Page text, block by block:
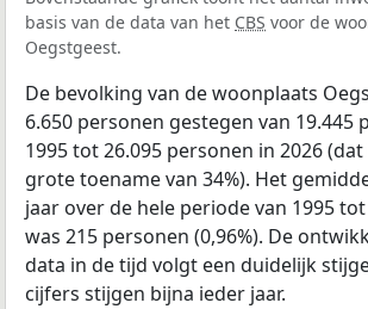
basis van de data van het CBS voor de
Oegstgeest.
De bevolking van de woonplaats
6.650 personen gestegen van 19.445
1995 tot 26.095 personen in 2026
grote toename van 34%). Het
jaar over de hele periode van 1995
was 215 personen (0,96%). De
data in de tijd volgt een duidelijk
cijfers stijgen bijna ieder jaar.